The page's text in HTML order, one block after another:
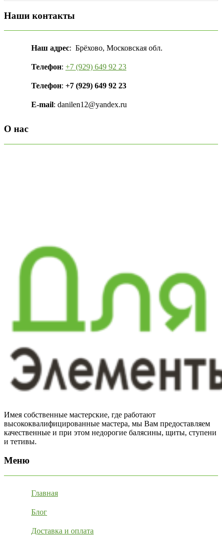
Наши контакты
Наш адрес: Брёхово, Московская обл.
Телефон: +7 (929) 649 92 23
Телефон: +7 (929) 649 92 23
E-mail: danilen12@yandex.ru
О нас
Имея собственные мастерские, где работают
высококвалифицированные мастера, мы Вам предоставляем
качественные и при этом недорогие балясины, щиты, ступени
и тетивы.
Меню
Главная
Блог
Доставка и оплата